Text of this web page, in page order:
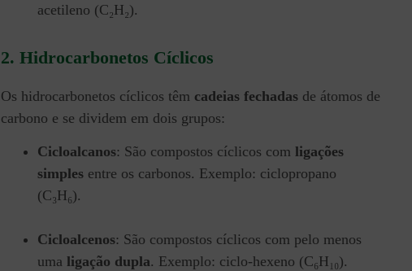
acetileno (C₂H₂).
2. Hidrocarbonetos Cíclicos
Os hidrocarbonetos cíclicos têm cadeias fechadas de átomos de
carbono e se dividem em dois grupos:
Cicloalcanos: São compostos cíclicos com ligações
simples entre os carbonos. Exemplo: ciclopropano
(C₃H₆).
Cicloalcenos: São compostos cíclicos com pelo menos
uma ligação dupla. Exemplo: ciclo-hexeno (C₆H₁₀).